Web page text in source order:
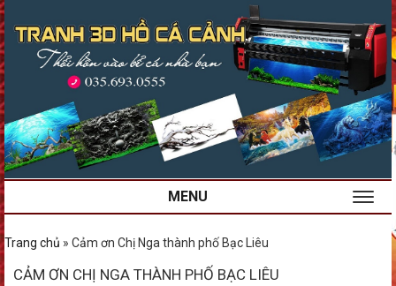
MENU
Trang chủ » Cảm ơn Chị Nga thành phố Bạc Liêu
CẢM ƠN CHỊ NGA THÀNH PHỐ BẠC LIÊU